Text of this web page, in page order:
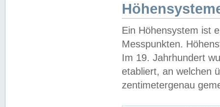
Ein Höhensystem ist
Messpunkten.
Im 19. Jahrhundert
etabliert, an welchen
zentimetergenau